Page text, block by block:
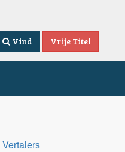
Vind Vrije Titel
Vertalers